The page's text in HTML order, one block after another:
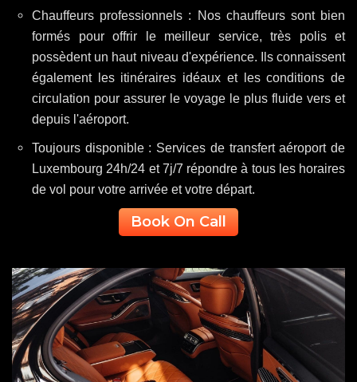
Chauffeurs professionnels : Nos chauffeurs sont bien
formés pour offrir le meilleur service, très polis et
possèdent un haut niveau d'expérience. Ils connaissent
également les itinéraires idéaux et les conditions de
circulation pour assurer le voyage le plus fluide vers et
depuis l'aéroport.
Toujours disponible : Services de transfert aéroport de
Luxembourg 24h/24 et 7j/7 répondre à tous les horaires
de vol pour votre arrivée et votre départ.
Book On Call